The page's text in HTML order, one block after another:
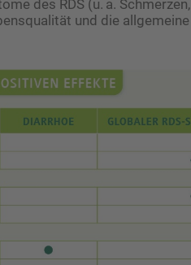
des RDS (u. a. Schmerzen,
und die allgemeine